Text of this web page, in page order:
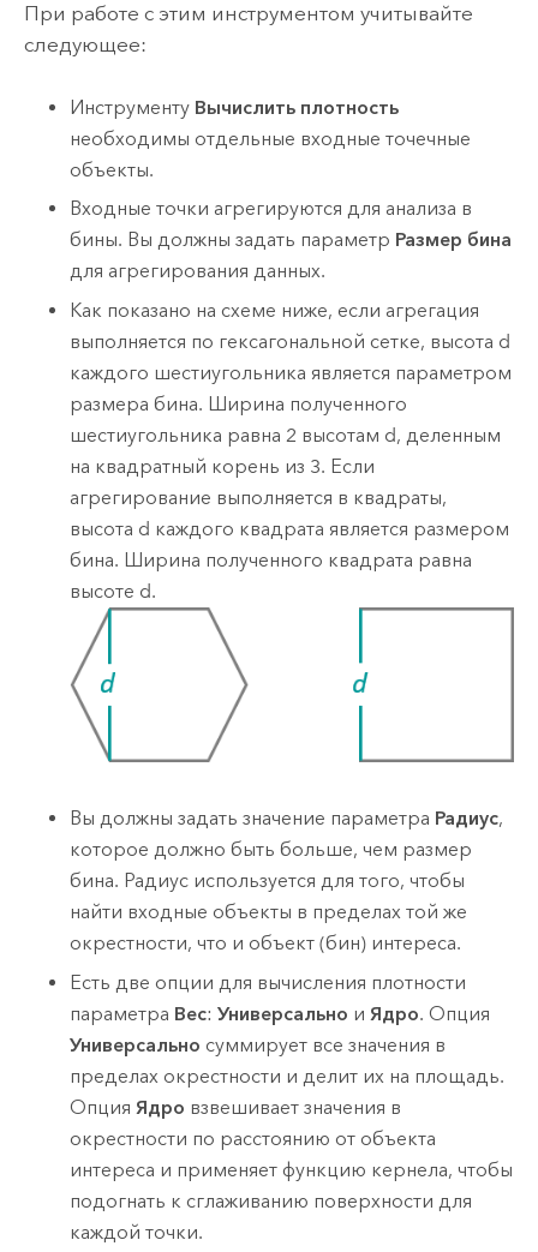
При работе с этим инструментом учитывайте
следующее:
Инструменту Вычислить плотность
необходимы отдельные входные точечные
объекты.
Входные точки агрегируются для анализа в
бины. Вы должны задать параметр Размер бина
для агрегирования данных.
Как показано на схеме ниже, если агрегация
выполняется по гексагональной сетке, высота d
каждого шестиугольника является параметром
размера бина. Ширина полученного
шестиугольника равна 2 высотам d, деленным
на квадратный корень из 3. Если
агрегирование выполняется в квадраты,
высота d каждого квадрата является размером
бина. Ширина полученного квадрата равна
высоте d.
Вы должны задать значение параметра Радиус,
которое должно быть больше, чем размер
бина. Радиус используется для того, чтобы
найти входные объекты в пределах той же
окрестности, что и объект (бин) интереса.
Есть две опции для вычисления плотности
параметра Вес:Универсально и Ядро. Опция
Универсально суммирует все значения в
пределах окрестности и делит их на площадь.
Опция Ядро взвешивает значения в
окрестности по расстоянию от объекта
интереса и применяет функцию кернела, чтобы
подогнать к сглаживанию поверхности для
каждой точки.